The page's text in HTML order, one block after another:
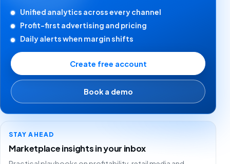
Unified analytics across every channel
Profit-first advertising and pricing
Daily alerts when margin shifts
Create free account
Book a demo
STAY AHEAD
Marketplace insights in your inbox